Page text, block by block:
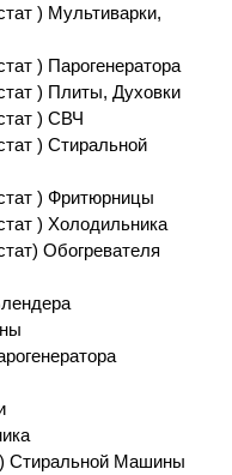
) Мультиварки,
) Парогенератора
) Плиты, Духовки
) СВЧ
) Стиральной
) Фритюрницы
) Холодильника
Обогревателя
) Стиральной Машины